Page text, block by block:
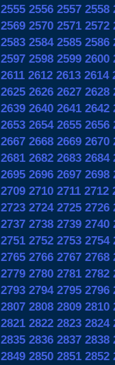
2555 2556 2557 2558
2569 2570 2571 2572
2583 2584 2585 2586
2597 2598 2599 2600
2611 2612 2613 2614
2625 2626 2627 2628
2639 2640 2641 2642
2653 2654 2655 2656
2667 2668 2669 2670
2681 2682 2683 2684
2695 2696 2697 2698
2709 2710 2711 2712
2723 2724 2725 2726
2737 2738 2739 2740
2751 2752 2753 2754
2765 2766 2767 2768
2779 2780 2781 2782
2793 2794 2795 2796
2807 2808 2809 2810
2821 2822 2823 2824
2835 2836 2837 2838
2849 2850 2851 2852